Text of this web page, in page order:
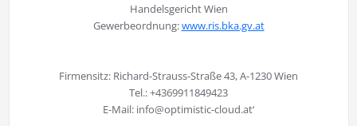
Handelsgericht Wien
Gewerbeordnung:www.ris.bka.gv.at
Firmensitz: Richard-Strauss-Straße 43, A-1230 Wien
Tel.: +4369911849423
E-Mail: info@optimistic-cloud.at‘